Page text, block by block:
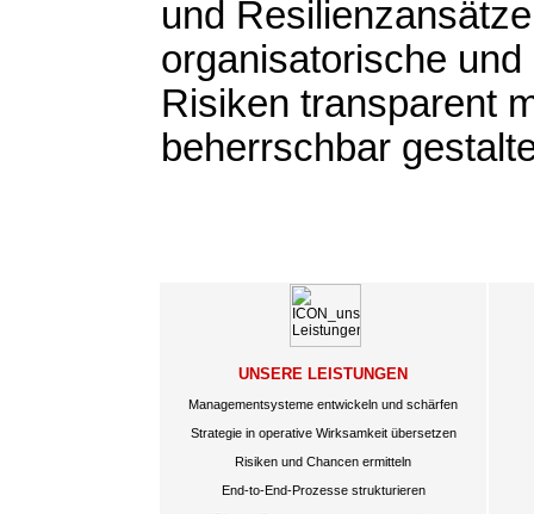
und
organisatorische
Risiken transparent
beherrschbar
UNSERE LEISTUNGEN
Managementsysteme entwickeln und schärfen
Strategie in operative Wirksamkeit übersetzen
Risiken und Chancen ermitteln
End-to-End-Prozesse strukturieren